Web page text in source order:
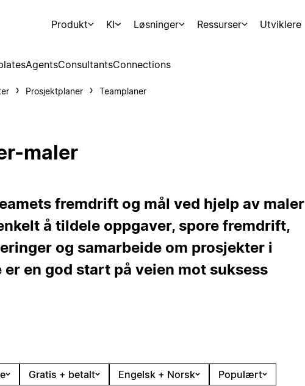
Produkt KI Løsninger Ressurser Utviklere
AgentsConsultantsConnections
Prosjektplaner Teamplaner
maler
fremdrift og mål ved hjelp av maler
å tildele oppgaver, spore fremdrift,
og samarbeide om prosjekter i
er en god start på veien mot suksess
Gratis + betalt Engelsk + Norsk Populært